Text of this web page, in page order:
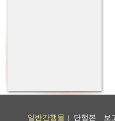
일반간행물 단행본 보